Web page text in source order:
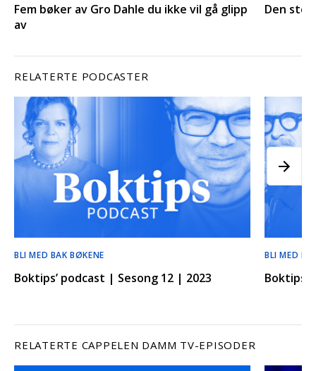
Fem bøker av Gro Dahle du ikke vil gå glipp
av
Den
RELATERTE PODCASTER
BLI MED BAK BØKENE
Boktips’ podcast | Sesong 12 | 2023
BLI MED
Boktips’
RELATERTE CAPPELEN DAMM TV-EPISODER